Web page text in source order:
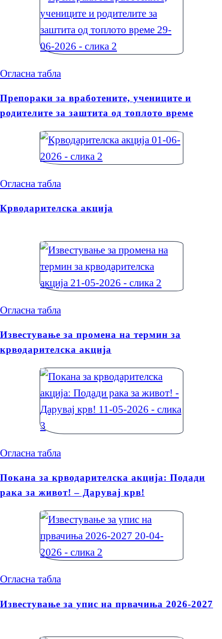
Огласна табла
Препораки за вработените, учениците и
родителите за заштита од топлото време
Огласна табла
Крводарителска акција
Огласна табла
Известување за промена на термин за
крводарителска акција
Огласна табла
Покана за крводарителска акција: Подади
рака за живот! – Дарувај крв!
Огласна табла
Известување за упис на првачиња 2026-2027